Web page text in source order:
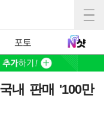
포토
내 판매 '100만